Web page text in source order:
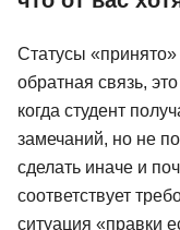
Статусы
обратная связь,
когда студент
замечаний, но не
сделать иначе и
соответствует
ситуация «правки
Подробнее Цена